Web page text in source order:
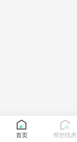
首页 帮您找房